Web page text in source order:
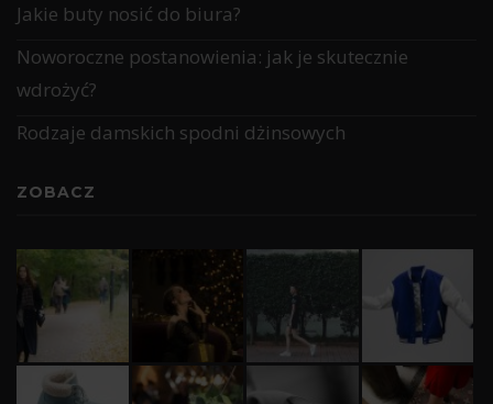
Jakie buty nosić do biura?
Noworoczne postanowienia: jak je skutecznie
wdrożyć?
Rodzaje damskich spodni dżinsowych
ZOBACZ